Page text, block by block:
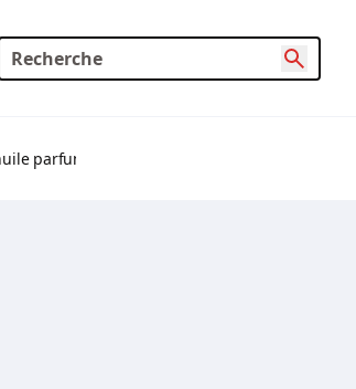
parfumée, nécessaire de départ